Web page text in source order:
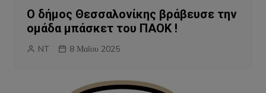
Ο δήμος Θεσσαλονίκης βράβευσε την
ομάδα μπάσκετ του ΠΑΟΚ !
NT 8 Μαΐου 2025